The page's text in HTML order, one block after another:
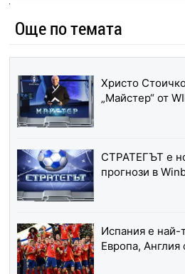
Още по темата
Христо
„Майстер“ от
СТРАТЕГЪТ е
прогнози в
Испания е най-
Европа, Англия